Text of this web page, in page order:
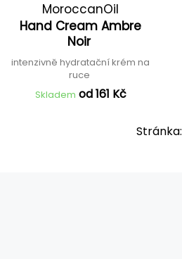
MoroccanOil
Hand Cream Ambre
Noir
intenzivně hydratační krém na
ruce
Skladem od 161 Kč
Stránka: